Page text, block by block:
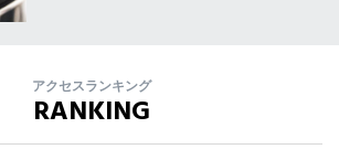
アクセスランキング
RANKING